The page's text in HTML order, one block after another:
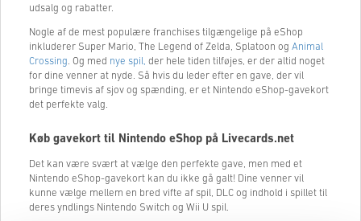
udsalg og rabatter.
Nogle af de mest populære franchises tilgængelige på eShop
inkluderer Super Mario, The Legend of Zelda, Splatoon og Animal
Crossing. Og med nye spil, der hele tiden tilføjes, er der altid noget
for dine venner at nyde. Så hvis du leder efter en gave, der vil
bringe timevis af sjov og spænding, er et Nintendo eShop-gavekort
det perfekte valg.
Køb gavekort til Nintendo eShop på Livecards.net
Det kan være svært at vælge den perfekte gave, men med et
Nintendo eShop-gavekort kan du ikke gå galt! Dine venner vil
kunne vælge mellem en bred vifte af spil, DLC og indhold i spillet til
deres yndlings Nintendo Switch og Wii U spil.